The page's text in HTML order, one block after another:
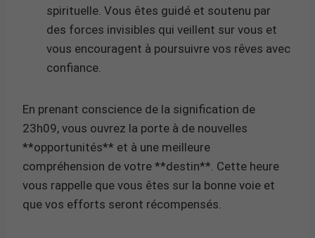
spirituelle. Vous êtes guidé et soutenu par
des forces invisibles qui veillent sur vous et
vous encouragent à poursuivre vos rêves avec
confiance.
En prenant conscience de la signification de
23h09, vous ouvrez la porte à de nouvelles
**opportunités** et à une meilleure
compréhension de votre **destin**. Cette heure
vous rappelle que vous êtes sur la bonne voie et
que vos efforts seront récompensés.